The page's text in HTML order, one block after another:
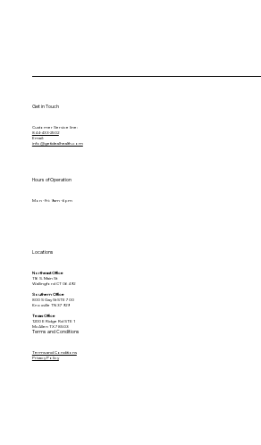
Get in Touch
Customer Service line:
844-433-2502
Email:
info@getidealhealth.com
Hours of Operation
Mon - Fri: 9am - 6pm
Locations
Northeast Office
116 S. Main St
Wallingford CT 06492
Southern Office
800 S Gay St STE 700
Knoxville TN 37929
Texas Office
1200 E Ridge Rd STE 1
McAllen TX 78503
Terms and Conditions
Terms and Conditions
Privacy Policy